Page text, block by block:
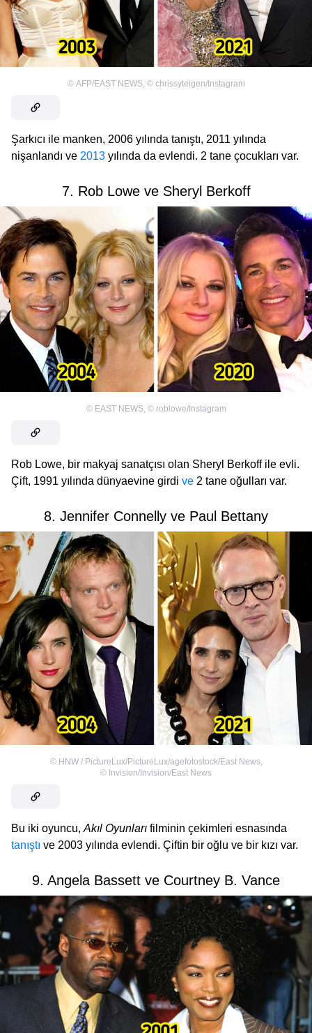
© AFP/EAST NEWS, © chrissyteigen/Instagram
Şarkıcı ile manken, 2006 yılında tanıştı, 2011 yılında
nişanlandı ve 2013 yılında da evlendi. 2 tane çocukları var.
7. Rob Lowe ve Sheryl Berkoff
© EAST NEWS, © roblowe/Instagram
Rob Lowe, bir makyaj sanatçısı olan Sheryl Berkoff ile evli.
Çift, 1991 yılında dünyaevine girdi ve 2 tane oğulları var.
8. Jennifer Connelly ve Paul Bettany
© HNW / PictureLux/PictureLux/agefotostock/East News,
© Invision/Invision/East News
Bu iki oyuncu, Akıl Oyunları filminin çekimleri esnasında
tanıştı ve 2003 yılında evlendi. Çiftin bir oğlu ve bir kızı var.
9. Angela Bassett ve Courtney B. Vance